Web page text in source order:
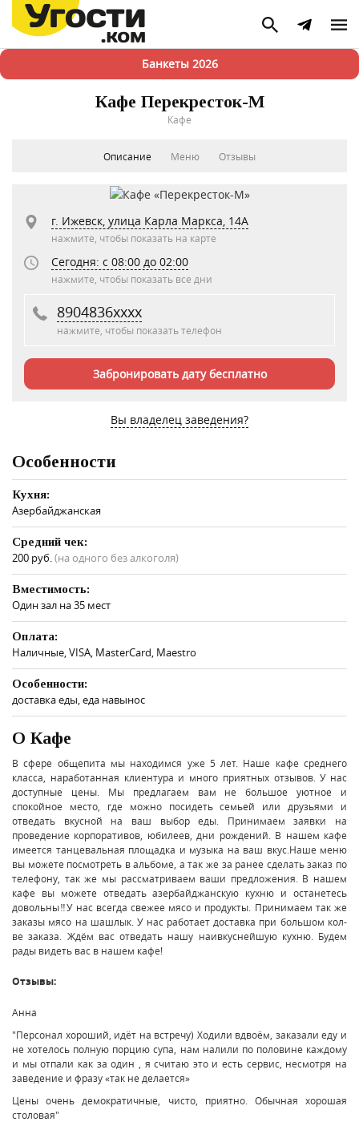
Банкеты 2026
Кафе Перекресток-М
Кафе
Описание Меню Отзывы
г. Ижевск, улица Карла Маркса, 14А
нажмите, чтобы показать на карте
Сегодня: c 08:00 до 02:00
нажмите, чтобы показать все дни
8904836xxxx
нажмите, чтобы показать телефон
Забронировать дату бесплатно
Вы владелец заведения?
Особенности
Кухня:
Азербайджанская
Средний чек:
200 руб.(на одного без алкоголя)
Вместимость:
Один зал на 35 мест
Оплата:
Наличные, VISA, MasterCard, Maestro
Особенности:
доставка еды, еда навынос
О Кафе
В сфере общепита мы находимся уже 5 лет. Наше кафе среднего
класса, наработанная клиентура и много приятных отзывов. У нас
доступные цены. Мы предлагаем вам не большое уютное и
спокойное место, где можно посидеть семьей или друзьями и
отведать вкусной на ваш выбор еды. Принимаем заявки на
проведение корпоративов, юбилеев, дни рождений. В нашем кафе
имеется танцевальная площадка и музыка на ваш вкус.Наше меню
вы можете посмотреть в альбоме, а так же за ранее сделать заказ по
телефону, так же мы рассматриваем ваши предложения. В нашем
кафе вы можете отведать азербайджанскую кухню и останетесь
довольны‼У нас всегда свежее мясо и продукты. Принимаем так же
заказы мясо на шашлык. У нас работает доставка при большом кол-
ве заказа. Ждём вас отведать нашу наивкуснейшую кухню. Будем
рады видеть вас в нашем кафе!
Отзывы:
Анна
"Персонал хороший, идёт на встречу) Ходили вдвоём, заказали еду и
не хотелось полную порцию супа, нам налили по половине каждому
и мы отпали как за один , я считаю это и есть сервис, несмотря на
заведение и фразу «так не делается»
Цены очень демократичные, чисто, приятно. Обычная хорошая
столовая"